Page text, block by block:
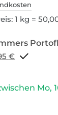
1 kg =
Portoflat schon ab 9,95 €
Mo,